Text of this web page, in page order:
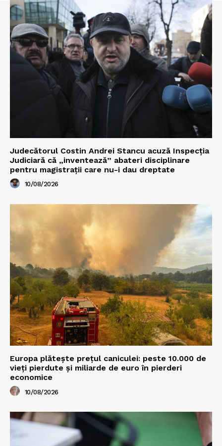
Judecătorul Costin Andrei Stancu acuză Inspecția
Judiciară că „inventează” abateri disciplinare
pentru magistrații care nu-i dau dreptate
10/08/2026
Europa plătește prețul caniculei: peste 10.000 de
vieți pierdute și miliarde de euro în pierderi
economice
10/08/2026